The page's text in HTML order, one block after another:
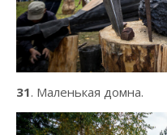
31. Маленькая домна.